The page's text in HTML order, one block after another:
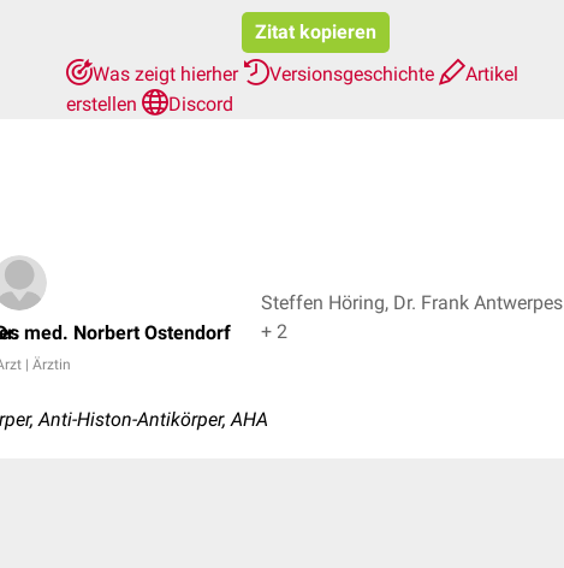
Zitat kopieren
Was zeigt hierher
Versionsgeschichte
Artikel
erstellen
Discord
med. Norbert Ostendorf
| Ärztin
Steffen Höring, Dr. Frank Antwerpes
+ 2
Anti-Histon-Antikörper, AHA